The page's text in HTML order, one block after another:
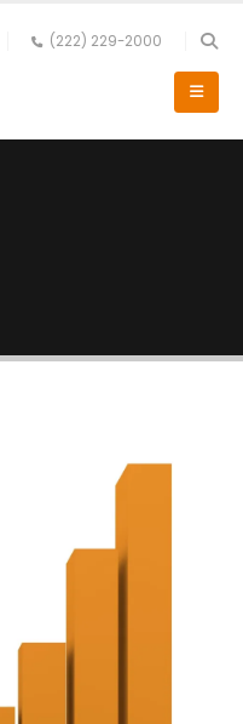
(222) 229-2000